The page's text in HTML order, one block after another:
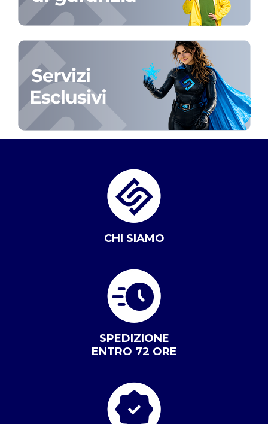
CHI SIAMO
SPEDIZIONE
ENTRO 72 ORE